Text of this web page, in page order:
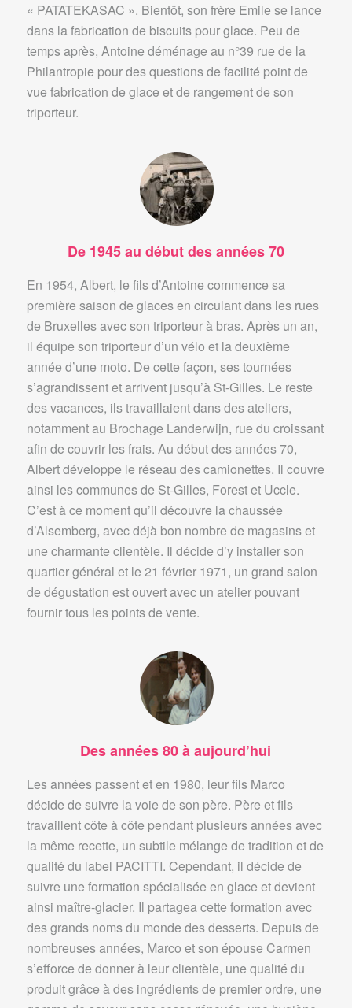
« PATATEKASAC ». Bientôt, son frère Emile se lance
dans la fabrication de biscuits pour glace. Peu de
temps après, Antoine déménage au n°39 rue de la
Philantropie pour des questions de facilité point de
vue fabrication de glace et de rangement de son
triporteur.
De 1945 au début des années 70
En 1954, Albert, le fils d’Antoine commence sa
première saison de glaces en circulant dans les rues
de Bruxelles avec son triporteur à bras. Après un an,
il équipe son triporteur d’un vélo et la deuxième
année d’une moto. De cette façon, ses tournées
s’agrandissent et arrivent jusqu’à St-Gilles. Le reste
des vacances, ils travaillaient dans des ateliers,
notamment au Brochage Landerwijn, rue du croissant
afin de couvrir les frais. Au début des années 70,
Albert développe le réseau des camionettes. Il couvre
ainsi les communes de St-Gilles, Forest et Uccle.
C’est à ce moment qu’il découvre la chaussée
d’Alsemberg, avec déjà bon nombre de magasins et
une charmante clientèle. Il décide d’y installer son
quartier général et le 21 février 1971, un grand salon
de dégustation est ouvert avec un atelier pouvant
fournir tous les points de vente.
Des années 80 à aujourd’hui
Les années passent et en 1980, leur fils Marco
décide de suivre la voie de son père. Père et fils
travaillent côte à côte pendant plusieurs années avec
la même recette, un subtile mélange de tradition et de
qualité du label PACITTI. Cependant, il décide de
suivre une formation spécialisée en glace et devient
ainsi maître-glacier. Il partagea cette formation avec
des grands noms du monde des desserts. Depuis de
nombreuses années, Marco et son épouse Carmen
s’efforce de donner à leur clientèle, une qualité du
produit grâce à des ingrédients de premier ordre, une